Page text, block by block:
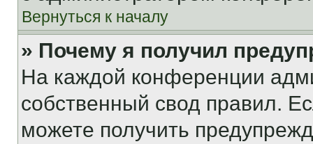
Вернуться к началу
» Почему я получил
На каждой конференции
собственный свод правил.
можете получить